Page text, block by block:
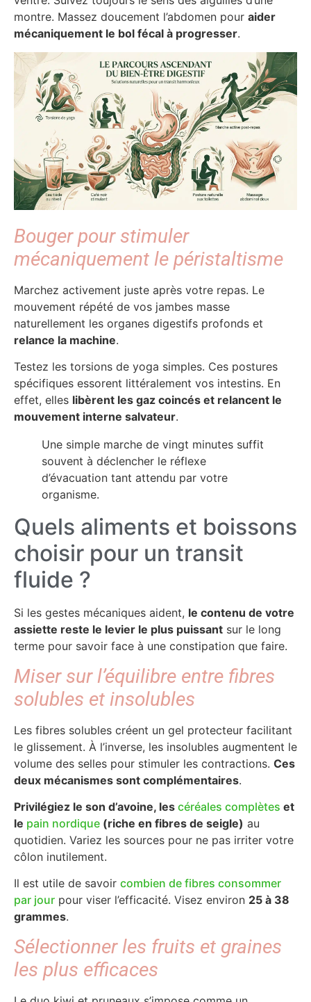
montre. Massez doucement l’abdomen pour aider
mécaniquement le bol fécal à progresser.
Bouger pour stimuler
mécaniquement le péristaltisme
Marchez activement juste après votre repas. Le
mouvement répété de vos jambes masse
naturellement les organes digestifs profonds et
relance la machine.
Testez les torsions de yoga simples. Ces postures
spécifiques essorent littéralement vos intestins. En
effet, elles libèrent les gaz coincés et relancent le
mouvement interne salvateur.
Une simple marche de vingt minutes suffit
souvent à déclencher le réflexe
d’évacuation tant attendu par votre
organisme.
Quels aliments et boissons
choisir pour un transit
fluide ?
Si les gestes mécaniques aident, le contenu de votre
assiette reste le levier le plus puissant sur le long
terme pour savoir face à une constipation que faire.
Miser sur l’équilibre entre fibres
solubles et insolubles
Les fibres solubles créent un gel protecteur facilitant
le glissement. À l’inverse, les insolubles augmentent le
volume des selles pour stimuler les contractions. Ces
deux mécanismes sont complémentaires.
Privilégiez le son d’avoine, les céréales complètes et
le pain nordique (riche en fibres de seigle) au
quotidien. Variez les sources pour ne pas irriter votre
côlon inutilement.
Il est utile de savoir combien de fibres consommer
par jour pour viser l’efficacité. Visez environ 25 à 38
grammes.
Sélectionner les fruits et graines
les plus efficaces